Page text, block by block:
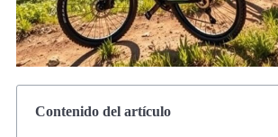
Contenido del artículo